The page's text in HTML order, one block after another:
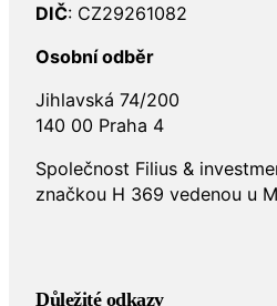
DIČ: CZ29261082
Osobní odběr
Jihlavská 74/200
140 00 Praha 4
Společnost Filius &
značkou H 369 vedenou u
Důležité odkazy